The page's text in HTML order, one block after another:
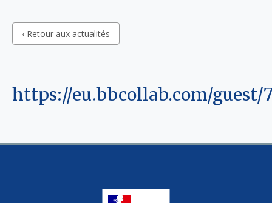
‹ Retour aux actualités
https://eu.bbcollab.com/guest/